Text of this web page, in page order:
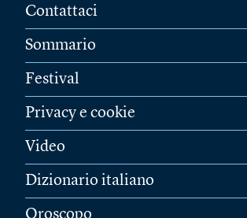
Contattaci
Sommario
Festival
Privacy e cookie
Video
Dizionario italiano
Oroscopo